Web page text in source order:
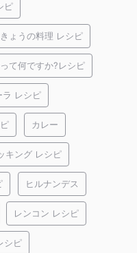
ピ
きょうの料理 レシピ
て何ですか?レシピ
ラ レシピ
カレー
キング レシピ
ヒルナンデス
レンコン レシピ
シピ